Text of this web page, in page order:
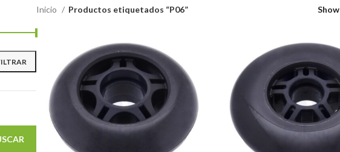
Inicio Productos etiquetados “P06” Show